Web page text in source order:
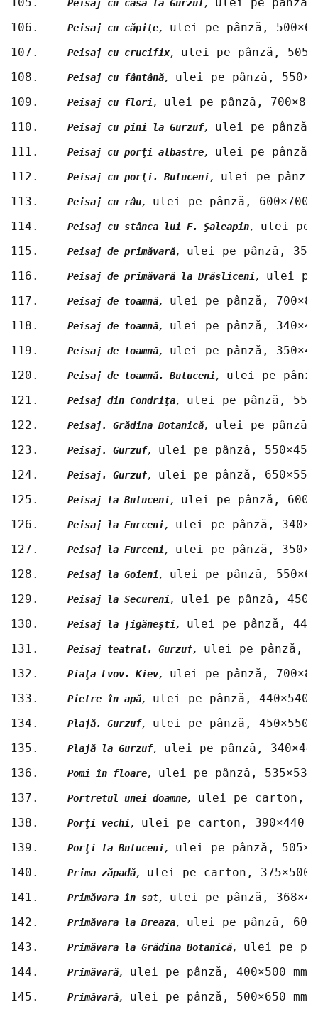
Peisaj cu casă la Gurzuf,
Peisaj cu căpiţe, ulei pe pânză,
Peisaj cu crucifix, ulei pe pânză,
Peisaj cu fântână, ulei pe pânză,
Peisaj cu flori, ulei pe pânză,
Peisaj cu pini la Gurzuf, ulei pe pânză,
Peisaj cu porţi albastre, ulei pe pânză,
Peisaj cu porţi. Butuceni, ulei pe
Peisaj cu râu, ulei pe pânză, 600×700
Peisaj cu stânca lui F. Şaleapin, ulei pe
Peisaj de primăvară, ulei pe pânză,
Peisaj de primăvară la Drăsliceni, ulei pe
Peisaj de toamnă, ulei pe pânză,
Peisaj de toamnă, ulei pe pânză,
Peisaj de toamnă, ulei pe pânză,
Peisaj de toamnă. Butuceni, ulei pe
Peisaj din Condriţa, ulei pe pânză,
Peisaj. Grădina Botanică, ulei pe
Peisaj. Gurzuf, ulei pe pânză,
Peisaj. Gurzuf, ulei pe pânză,
Peisaj la Butuceni, ulei pe pânză,
Peisaj la Furceni, ulei pe pânză,
Peisaj la Furceni, ulei pe pânză,
Peisaj la Goieni, ulei pe pânză,
Peisaj la Secureni, ulei pe pânză,
Peisaj la Ţigăneşti, ulei pe pânză,
Peisaj teatral. Gurzuf, ulei pe pânză,
Piaţa Lvov. Kiev, ulei pe pânză,
Pietre în apă, ulei pe pânză, 440×540
Plajă. Gurzuf, ulei pe pânză, 450×550
Plajă la Gurzuf, ulei pe pânză,
Pomi în floare, ulei pe pânză,
Portretul unei doamne, ulei pe carton,
Porţi vechi, ulei pe carton, 390×440
Porţi la Butuceni, ulei pe pânză,
Prima zăpadă, ulei pe carton, 375×500
Primăvara în sat, ulei pe pânză,
Primăvara la Breaza, ulei pe pânză,
Primăvara la Grădina Botanică, ulei pe
Primăvară, ulei pe pânză, 400×500
Primăvară, ulei pe pânză, 500×650